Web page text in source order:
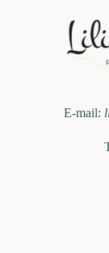
E-mail: